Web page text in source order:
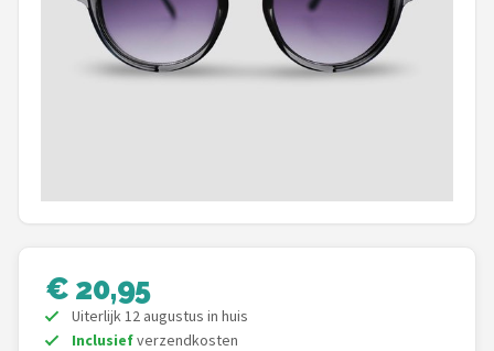
Sinner
Maesy
Guess
€ 20,95
Uiterlijk 12 augustus in huis
Inclusiefverzendkosten